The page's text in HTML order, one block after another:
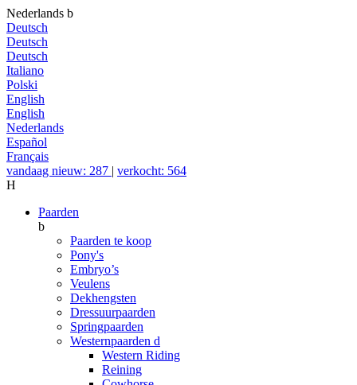
Nederlands b
Deutsch
Deutsch
Deutsch
Italiano
Polski
English
English
Nederlands
Español
Français
vandaag nieuw: 287 | verkocht: 564
H
Paarden
b
Paarden te koop
Pony's
Embryo’s
Veulens
Dekhengsten
Dressuurpaarden
Springpaarden
Westernpaarden d
Western Riding
Reining